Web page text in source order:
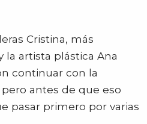
Cristina, más
la artista plástica Ana
continuar con la
antes de que eso
pasar primero por varias